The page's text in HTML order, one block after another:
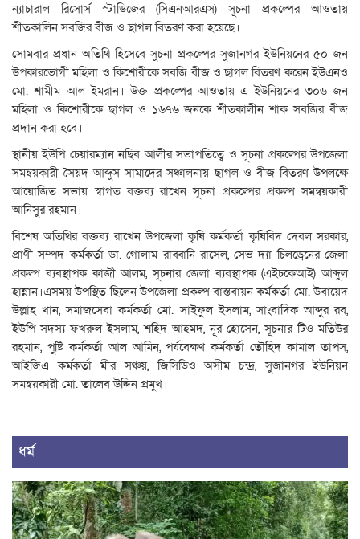
ন্যাচারাল রিসোর্স স্টাডিজের (সিএনআরএস) সূচনা প্রকল্পের আওতায়
শীতকালিন সবজির বীজ ও ছাগল বিতরণ করা হয়েছে।
সোমবার প্রধান অতিথি হিসেবে সুচনা প্রকল্পের সুজানগর ইউনিয়নের ৫০ জন
উপকারভোগী মহিলা ও কিশোরীকে সবজি বীজ ও ছাগল বিতরণ করেন ইউএনও
মো. শামীম আল ইমরান। উক্ত প্রকল্পের আওতায় এ ইউনিয়নের ৩০৬ জন
মহিলা ও কিশোরীকে ছাগল ও ১৬৭৬ জনকে শীতকালীন শাক সবজির বীজ
প্রদান করা হবে।
স্থানীয় ইউপি চেয়ারম্যান নছিব আলীর সভাপতিত্বে ও সূচনা প্রকল্পের উপজেলা
সমন্বয়কারী সৈয়দ আব্দুস সামাদের সঞ্চালনায় ছাগল ও বীজ বিতরণ উপলক্ষে
আয়োজিত সভায় স্বাগত বক্তব্য রাখেন সূচনা প্রকল্পের প্রকল্প সমন্বয়কারী
আনিসুর রহমান।
বিশেষ অতিথির বক্তব্য রাখেন উপজেলা কৃষি কর্মকর্তা কৃষিবিদ দেবল সরকার,
প্রাণী সম্পদ কর্মকর্তা ডা. গোলাম রাব্বানি রাসেল, সেভ দ্যা চিলড্রেনের জেলা
প্রকল্প ব্যবস্থাপক কাজী আলম, সূচনার জেলা ব্যবস্থাপক (এইচকেআই) আব্দুল
হান্নান।এসময় উপস্থিত ছিলেন উপজেলা প্রকল্প বাস্তবায়ন কর্মকর্তা মো. উবায়েদ
উল্লাহ খান, সমাজসেবা কর্মকর্তা মো. সাইফুল ইসলাম, সাংবাদিক আব্দুর রব,
ইউপি সদস্য ফখরুল ইসলাম, শহিদ আহমদ, নূর হোসেন, সূচনার টিও মতিউর
রহমান, পুষ্টি কর্মকর্তা আল আমিন, পর্যবেক্ষণ কর্মকর্তা তৌহিদ কামাল তাপস,
আইজিএ কর্মকর্তা মীর সঞ্চয়, জিসিডিও অসীম চন্দ্র, সুজানগর ইউনিয়ন
সমন্বয়কারী মো. তালেব উদ্দিন প্রমুখ।
ধর্ম